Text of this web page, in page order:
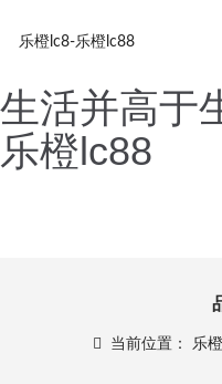
家装访谈|
店设计师
生活并高于
乐橙lc88
乐橙lc8-乐橙lc88
当前位置： 乐